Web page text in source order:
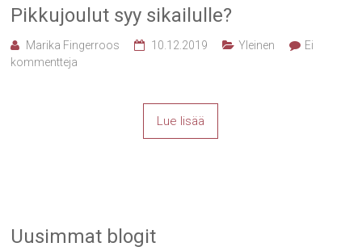
Pikkujoulut syy sikailulle?
Marika Fingerroos 10.12.2019 Yleinen
Ei
kommentteja
Lue lisää
Uusimmat blogit